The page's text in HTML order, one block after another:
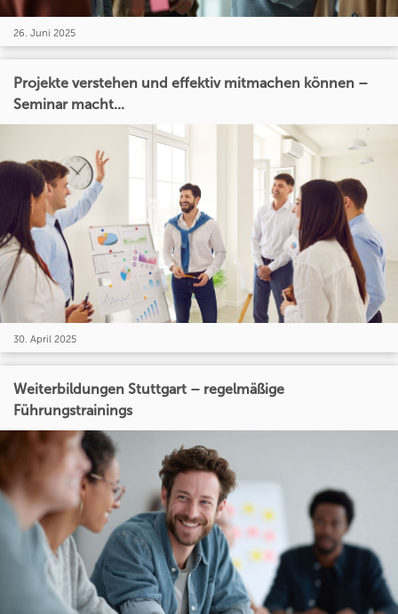
26. Juni 2025
Projekte verstehen und effektiv mitmachen können –
Seminar macht...
30. April 2025
Weiterbildungen Stuttgart – regelmäßige
Führungstrainings